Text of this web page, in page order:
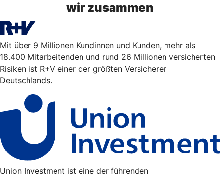
wir zusammen
Mit über 9 Millionen Kundinnen und Kunden, mehr als
18.400 Mitarbeitenden und rund 26 Millionen versicherten
Risiken ist R+V einer der größten Versicherer
Deutschlands.
Union Investment ist eine der führenden